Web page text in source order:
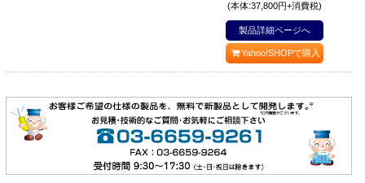
(本体:37,800円+消費税)
製品詳細ページへ
Yahoo!SHOPで購入